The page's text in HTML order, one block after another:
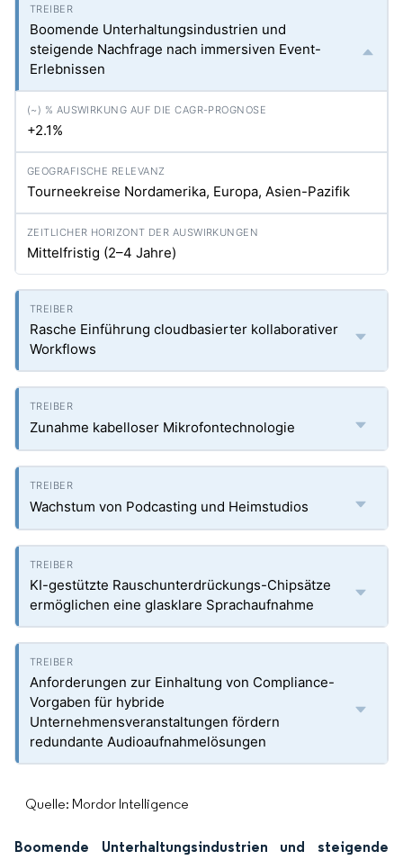
Boomende Unterhaltungsindustrien und
steigende Nachfrage nach immersiven Event-
Erlebnissen
+2.1%
Tourneekreise Nordamerika, Europa, Asien-Pazifik
Mittelfristig (2–4 Jahre)
Rasche Einführung cloudbasierter kollaborativer
Workflows
Zunahme kabelloser Mikrofontechnologie
Wachstum von Podcasting und Heimstudios
KI-gestützte Rauschunterdrückungs-Chipsätze
ermöglichen eine glasklare Sprachaufnahme
Anforderungen zur Einhaltung von Compliance-
Vorgaben für hybride
Unternehmensveranstaltungen fördern
redundante Audioaufnahmelösungen
Quelle: Mordor Intelligence
Boomende Unterhaltungsindustrien und steigende